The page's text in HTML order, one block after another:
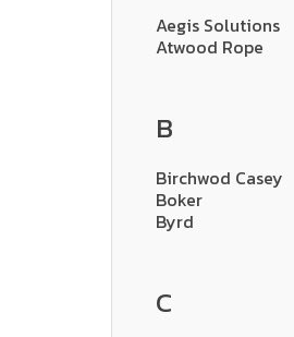
Aegis Solutions
Atwood Rope
B
Birchwod Casey
Boker
Byrd
C